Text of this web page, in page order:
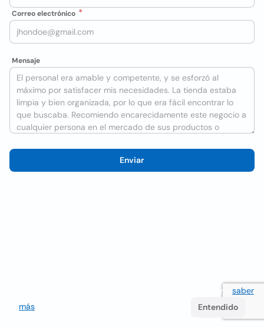
Correo electrónico
Mensaje
Enviar
Utilizamos cookies para mejorar la experiencia del usuario saber
más
Entendido